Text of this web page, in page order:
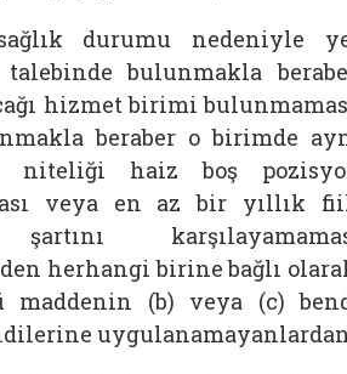
durumu nedeniyle
bulunmakla
hizmet birimi
beraber o birimde
niteliği haiz boş
veya en az bir yıllık
herhangi birine bağlı
maddenin (b) veya (c)